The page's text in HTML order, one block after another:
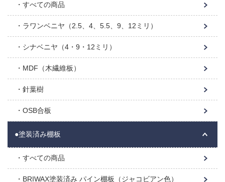
すべての商品
ラワンベニヤ（2.5、4、5.5、9、12ミリ）
シナベニヤ（4・9・12ミリ）
MDF（木繊維板）
針葉樹
OSB合板
●塗装済み棚板
すべての商品
BRIWAX塗装済み パイン棚板（ジャコビアン色）